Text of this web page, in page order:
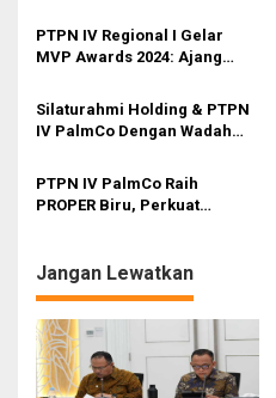
o
PTPN IV Regional I Gelar
MVP Awards 2024: Ajang
‘Planters Tangguh’ dari
Kebun hingga Pabrik
Silaturahmi Holding & PTPN
IV PalmCo Dengan Wadah
PTPN IV PalmCo Raih
PROPER Biru, Perkuat
Jangan Lewatkan